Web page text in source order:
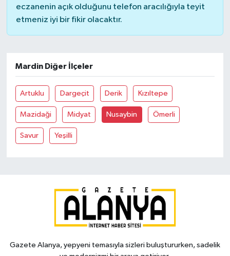
eczanenin açık olduğunu telefon aracılığıyla teyit
etmeniz iyi bir fikir olacaktır.
Mardin Diğer İlçeler
Artuklu Dargeçit Derik Kızıltepe
Mazidaği Midyat Nusaybin Ömerli
Savur Yeşilli
Gazete Alanya, yepyeni temasıyla sizleri buluştururken, sadelik